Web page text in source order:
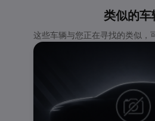
类似的车
这些车辆与您正在寻找的类似，